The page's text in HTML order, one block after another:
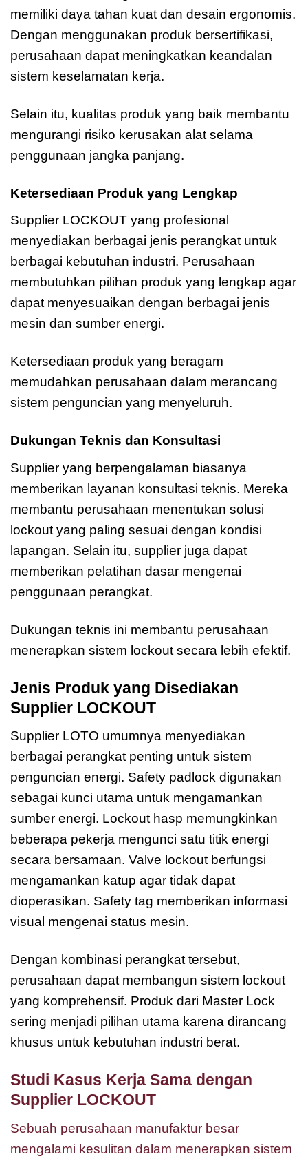
memiliki daya tahan kuat dan desain ergonomis.
Dengan menggunakan produk bersertifikasi,
perusahaan dapat meningkatkan keandalan
sistem keselamatan kerja.
Selain itu, kualitas produk yang baik membantu
mengurangi risiko kerusakan alat selama
penggunaan jangka panjang.
Ketersediaan Produk yang Lengkap
Supplier LOCKOUT yang profesional
menyediakan berbagai jenis perangkat untuk
berbagai kebutuhan industri. Perusahaan
membutuhkan pilihan produk yang lengkap agar
dapat menyesuaikan dengan berbagai jenis
mesin dan sumber energi.
Ketersediaan produk yang beragam
memudahkan perusahaan dalam merancang
sistem penguncian yang menyeluruh.
Dukungan Teknis dan Konsultasi
Supplier yang berpengalaman biasanya
memberikan layanan konsultasi teknis. Mereka
membantu perusahaan menentukan solusi
lockout yang paling sesuai dengan kondisi
lapangan. Selain itu, supplier juga dapat
memberikan pelatihan dasar mengenai
penggunaan perangkat.
Dukungan teknis ini membantu perusahaan
menerapkan sistem lockout secara lebih efektif.
Jenis Produk yang Disediakan
Supplier LOCKOUT
Supplier LOTO umumnya menyediakan
berbagai perangkat penting untuk sistem
penguncian energi. Safety padlock digunakan
sebagai kunci utama untuk mengamankan
sumber energi. Lockout hasp memungkinkan
beberapa pekerja mengunci satu titik energi
secara bersamaan. Valve lockout berfungsi
mengamankan katup agar tidak dapat
dioperasikan. Safety tag memberikan informasi
visual mengenai status mesin.
Dengan kombinasi perangkat tersebut,
perusahaan dapat membangun sistem lockout
yang komprehensif. Produk dari Master Lock
sering menjadi pilihan utama karena dirancang
khusus untuk kebutuhan industri berat.
Studi Kasus Kerja Sama dengan
Supplier LOCKOUT
Sebuah perusahaan manufaktur besar
mengalami kesulitan dalam menerapkan sistem